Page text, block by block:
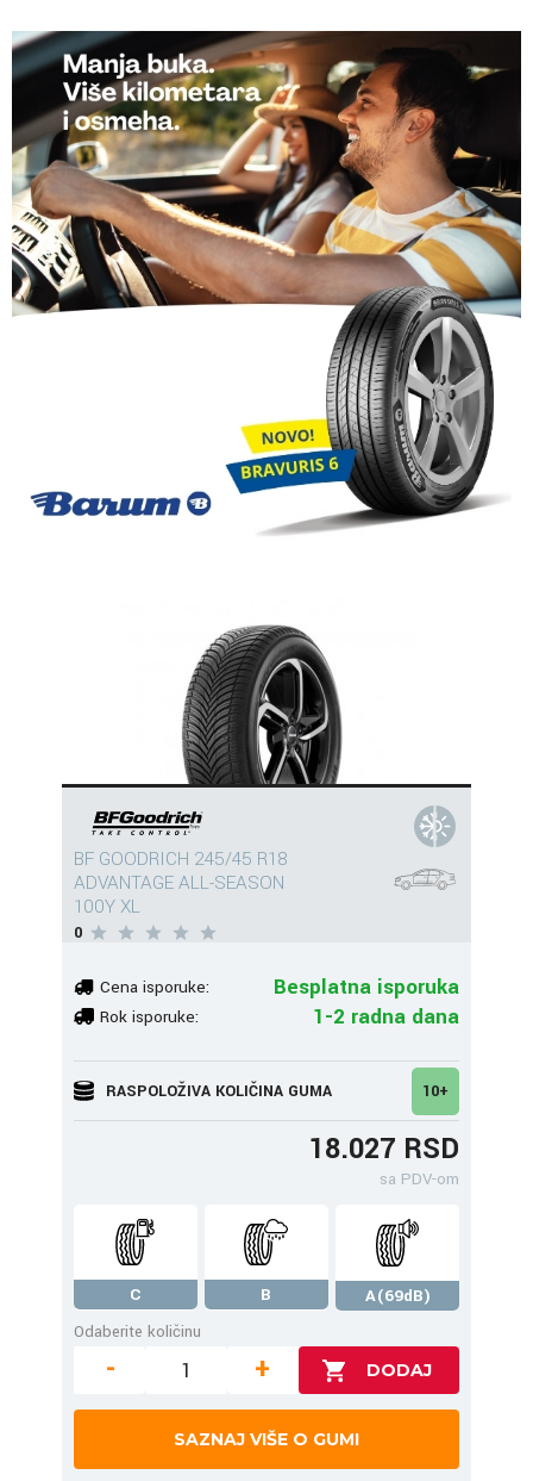
BF GOODRICH 245/45 R18
ADVANTAGE ALL-SEASON
100Y XL
0
Cena isporuke: Besplatna isporuka
Rok isporuke: 1-2 radna dana
RASPOLOŽIVA KOLIČINA GUMA 10+
18.027 RSD
sa PDV-om
C B
A(69dB)
Odaberite količinu
- +
SAZNAJ VIŠE O GUMI